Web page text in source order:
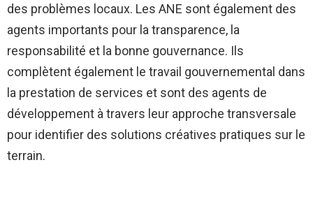
des problèmes locaux. Les ANE sont également des
agents importants pour la transparence, la
responsabilité et la bonne gouvernance. Ils
complètent également le travail gouvernemental dans
la prestation de services et sont des agents de
développement à travers leur approche transversale
pour identifier des solutions créatives pratiques sur le
terrain.